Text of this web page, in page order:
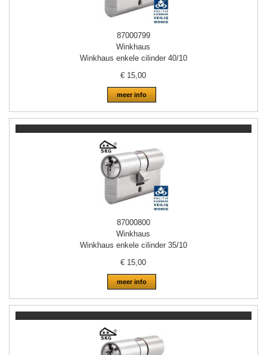
87000799
Winkhaus
Winkhaus enkele cilinder 40/10
€ 15,00
meer info
87000800
Winkhaus
Winkhaus enkele cilinder 35/10
€ 15,00
meer info